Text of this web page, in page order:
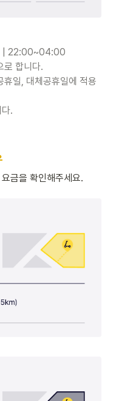
| 22:00~04:00
로 합니다.
휴일, 대체공휴일에 적용
.
금을 확인해주세요.